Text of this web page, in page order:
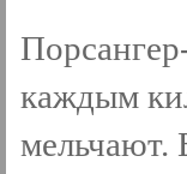
каждым
мельчают.